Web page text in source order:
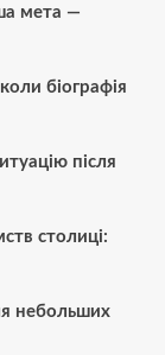
мета —
біографія
після
столиці:
небольших